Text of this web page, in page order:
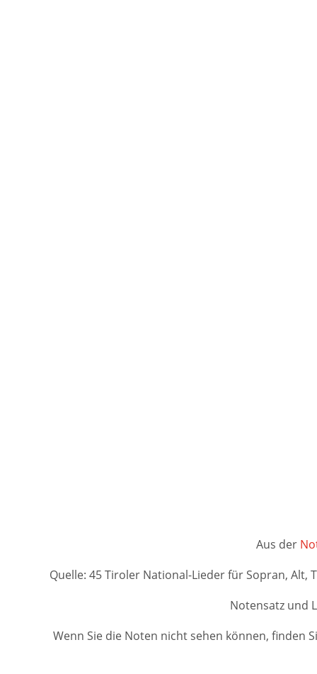
Aus der
Quelle: 45 Tiroler National-Lieder für Sopran, Alt,
Notensatz und
Wenn Sie die Noten nicht sehen können, finden